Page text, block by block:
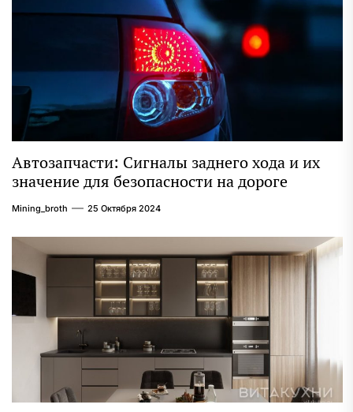
Автозапчасти: Сигналы заднего хода и их
значение для безопасности на дороге
Mining_broth 25 Октября 2024